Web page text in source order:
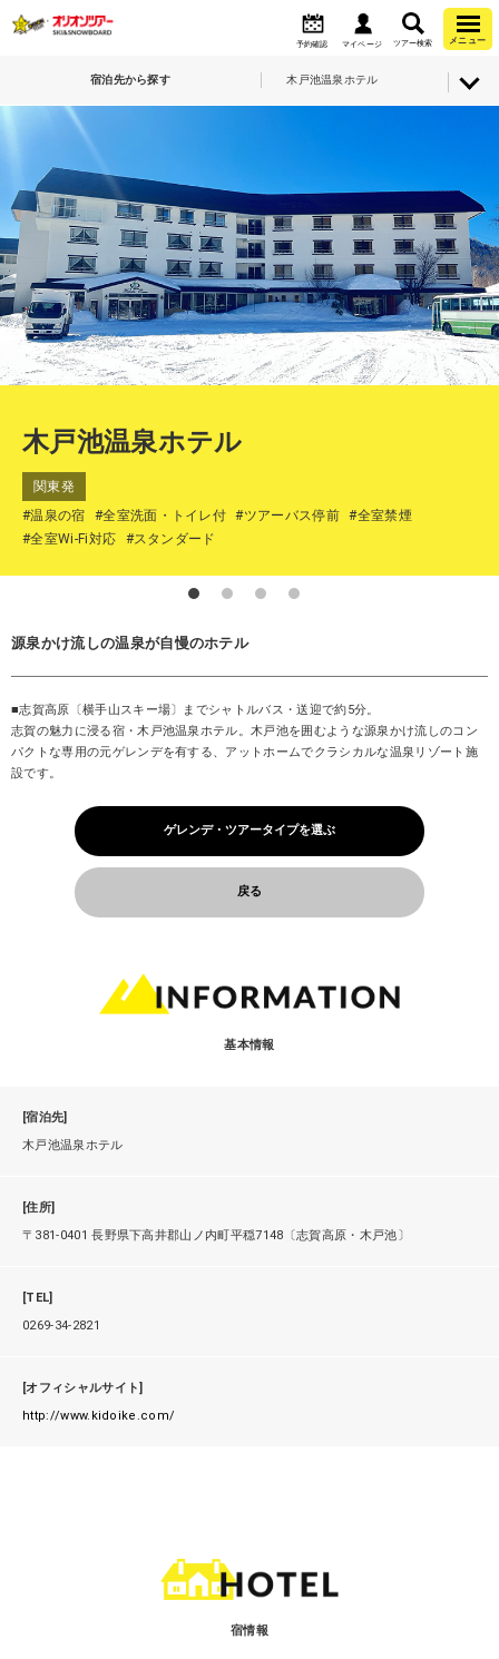
予約確認 マイページ ツアー検索 メニュー
宿泊先から探す 木戸池温泉ホテル
木戸池温泉ホテル
関東発
#温泉の宿
#全室洗面・トイレ付 #ツアーバス停前 #全室禁煙
#全室Wi-Fi対応
#スタンダード
源泉かけ流しの温泉が自慢のホテル
■志賀高原〔横手山スキー場〕までシャトルバス・送迎で約5分。
志賀の魅力に浸る宿・木戸池温泉ホテル。木戸池を囲むような源泉かけ流しのコン
パクトな専用の元ゲレンデを有する、アットホームでクラシカルな温泉リゾート施
設です。
ゲレンデ・ツアータイプを選ぶ
戻る
基本情報
[宿泊先]
木戸池温泉ホテル
[住所]
〒381-0401 長野県下高井郡山ノ内町平穏7148〔志賀高原・木戸池〕
[TEL]
0269-34-2821
[オフィシャルサイト]
http://www.kidoike.com/
宿情報